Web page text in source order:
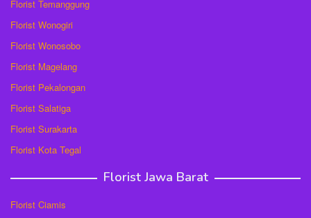
Florist Temanggung
Florist Wonogiri
Florist Wonosobo
Florist Magelang
Florist Pekalongan
Florist Salatiga
Florist Surakarta
Florist Kota Tegal
Florist Jawa Barat
Florist Ciamis